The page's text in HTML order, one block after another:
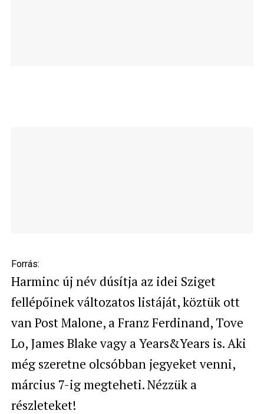
Forrás:
Harminc új név dúsítja az idei Sziget
fellépőinek változatos listáját, köztük ott
van Post Malone, a Franz Ferdinand, Tove
Lo, James Blake vagy a Years&Years is. Aki
még szeretne olcsóbban jegyeket venni,
március 7-ig megteheti. Nézzük a
részleteket!